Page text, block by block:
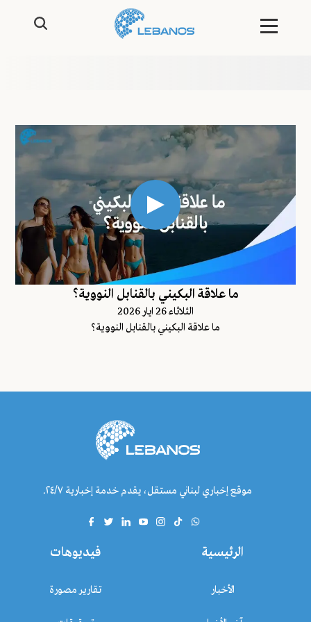
ما علاقة البكيني بالقنابل النووية؟
الثلاثاء 26 ايار 2026
ما علاقة البكيني بالقنابل النووية؟
موقع إخباري لبناني مستقل، يقدم خدمة إخبارية ٢٤/٧.
الرئيسية
الأخبار
فيديوهات
تقارير مصورة